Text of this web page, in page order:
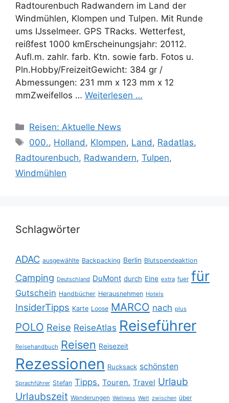
Radtourenbuch Radwandern im Land der
Windmühlen, Klompen und Tulpen. Mit Runde
ums IJsselmeer. GPS TRacks. Wetterfest,
reißfest 1000 kmErscheinungsjahr: 20112.
Aufl.m. zahlr. farb. Ktn. sowie farb. Fotos u.
Pln.Hobby/FreizeitGewicht: 384 gr /
Abmessungen: 231 mm x 123 mm x 12
mmZweifellos … Weiterlesen …
Kategorien
Reisen: Aktuelle News
Schlagwörter
000., Holland, Klompen, Land, Radatlas,
Radtourenbuch, Radwandern, Tulpen,
Windmühlen
Schlagwörter
ADAC ausgewählte Backpacking Berlin Blutspendeaktion
Camping Deutschland DuMont durch Eine extra fuer für
Gutschein Handbücher Herausnehmen Hotels
InsiderTipps Karte Loose MARCO nach plus
POLO Reise ReiseAtlas Reiseführer
Reisehandbuch Reisen Reisezeit
Rezessionen Rucksack schönsten
Sprachführer Stefan Tipps. Touren. Travel Urlaub
Urlaubszeit Wanderungen Wellness Welt zwischen über